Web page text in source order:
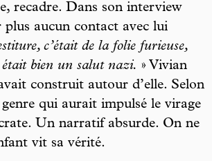
recadre. Dans son interview
plus aucun contact avec lui
c’était de la folie furieuse,
était bien un salut nazi. » Vivian
construit autour d’elle. Selon
genre qui aurait impulsé le virage
Un narratif absurde. On ne
vit sa vérité.